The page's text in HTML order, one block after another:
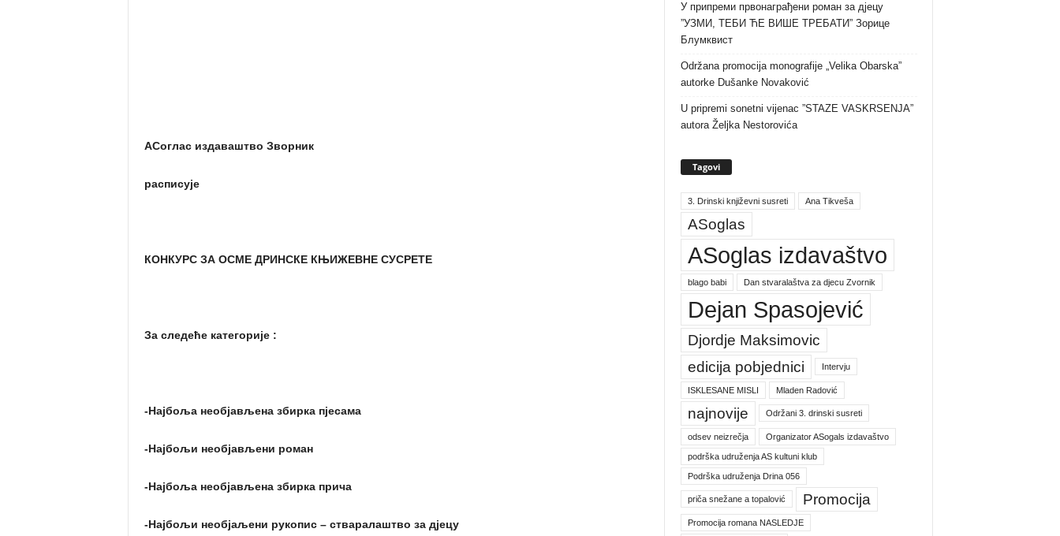
АСоглас издаваштво Зворник
расписује
КОНКУРС ЗА ОСМЕДРИНСКЕ КЊИЖЕВНЕ СУСРЕТЕ
За следеће категорије :
-Најбоља необјављена збирка пјесама
-Најбољи необјављени роман
-Најбоља необјављена збирка прича
-Најбољи необјаљени рукопис – стваралаштво за дјецу
У припреми првонаграђени роман за дјецу
”УЗМИ, ТЕБИ ЋЕ ВИШЕ ТРЕБАТИ” Зорице
Блумквист
Održana promocija monografije „Velika Obarska”
autorke Dušanke Novaković
U pripremi sonetni vijenac ”STAZE VASKRSENJA”
autora Željka Nestorovića
Tagovi
3. Drinski književni susreti Ana Tikveša
ASoglas
ASoglas izdavaštvo
blago babi Dan stvaralaštva za djecu Zvornik
Dejan Spasojević
Djordje Maksimovic
edicija pobjednici
Intervju
ISKLESANE MISLI Mladen Radović
najnovije Održani 3. drinski susreti
odsev neizrečja Organizator ASogals izdavaštvo
podrška udruženja AS kultuni klub
Podrška udruženja Drina 056
priča snežane a topalović Promocija
Promocija romana NASLEDJE